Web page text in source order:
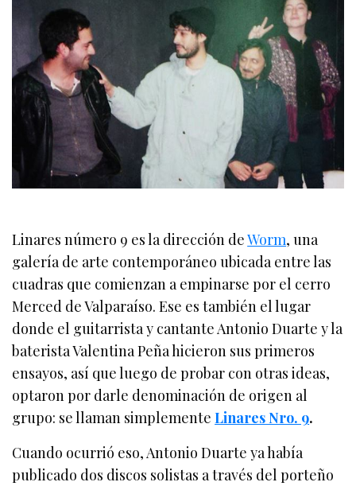
Linares número 9 es la dirección deWorm, una
galería de arte contemporáneo ubicada entre las
cuadras que comienzan a empinarse por el cerro
Merced de Valparaíso. Ese es también el lugar
donde el guitarrista y cantante Antonio Duarte y la
baterista Valentina Peña hicieron sus primeros
ensayos, así que luego de probar con otras ideas,
optaron por darle denominación de origen al
grupo: se llaman simplementeLinares Nro. 9.
Cuando ocurrió eso, Antonio Duarte ya había
publicado dos discos solistas a través del porteño